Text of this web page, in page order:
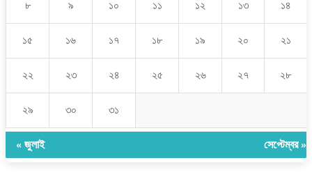
৮ ৯ ১০ ১১ ১২ ১৩ ১৪
১৫ ১৬ ১৭ ১৮ ১৯ ২০ ২১
২২ ২৩ ২৪ ২৫ ২৬ ২৭ ২৮
২৯ ৩০ ৩১
« জুলাই সেপ্টেম্বর »